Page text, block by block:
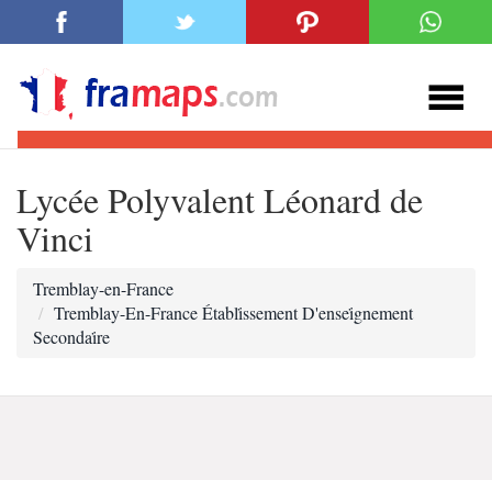
Lycée Polyvalent Léonard de
Vinci
Tremblay-en-France
Tremblay-En-France Établi̇ssement D'ensei̇gnement
Secondai̇re